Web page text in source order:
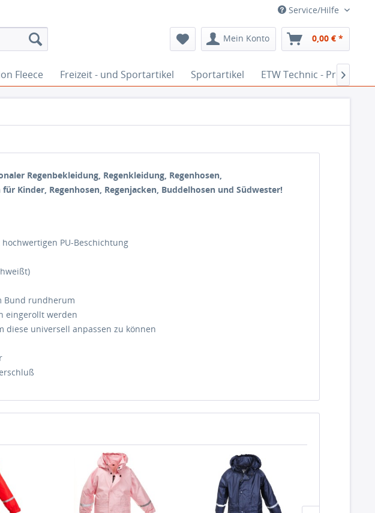
Service/Hilfe
Mein Konto 0,00 € *
Fleece Freizeit - und Sportartikel Sportartikel ETW Technic - 
Regenbekleidung, Regenkleidung, Regenhosen,
Kinder, Regenhosen, Regenjacken, Buddelhosen und Südwester!
PU-Beschichtung
Bund rundherum
eingerollt werden
diese universell anpassen zu können